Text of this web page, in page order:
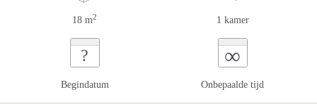
18 m2 1 kamer
?
Begindatum
∞
Onbepaalde tijd